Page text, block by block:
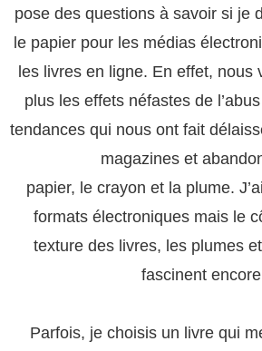
pose des questions à savoir si je
le papier pour les médias
les livres en ligne. En effet, nous
plus les effets néfastes de
tendances qui nous ont fait
magazines et
papier, le crayon et la plume.
formats électroniques mais le
texture des livres, les plumes
fascinent
Parfois, je choisis un livre qui